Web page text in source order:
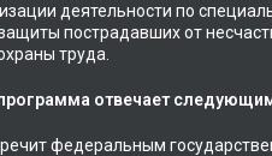
деятельности по
пострадавших от
труда.
отвечает
федеральным